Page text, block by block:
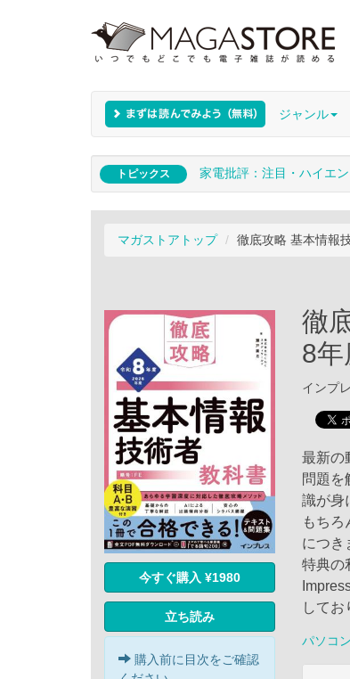
ジャンル
トピックス 家電批評：注目・ハイエ
マガストアトップ 徹底攻略 基本情報
今すぐ購入 ¥1980
立ち読み
購入前に目次をご確認
徹
8年
インプ
最新の
問題を
識が身
もち
につき
特典の
してお
パソコ